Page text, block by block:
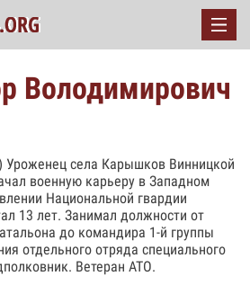
Володимирович
Уроженец села Карышков Винницкой
военную карьеру в Западном
Национальной гвардии
13 лет. Занимал должности от
до командира 1-й группы
отдельного отряда специального
Ветеран АТО.